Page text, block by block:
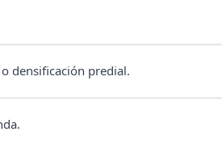
densificación predial.